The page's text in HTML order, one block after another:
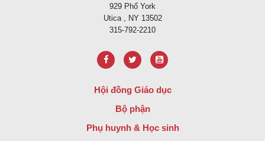
929 Phố York
Utica , NY 13502
315-792-2210
Hội đồng Giáo dục
Bộ phận
Phụ huynh & Học sinh